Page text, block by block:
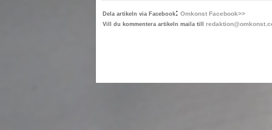
Dela artikeln via Facebook: Omkonst Facebook>>
Vill du kommentera artikeln maila till